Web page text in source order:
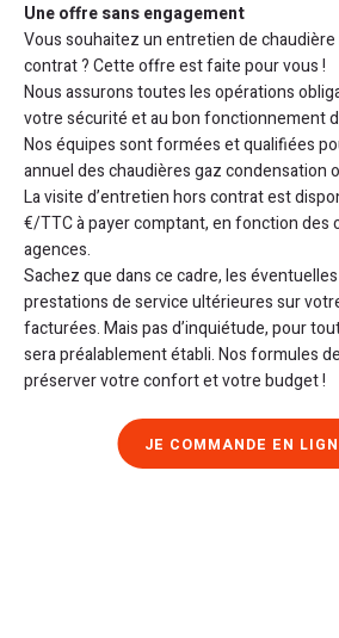
Une offre sans engagement
Vous souhaitez un entretien de
contrat ? Cette offre est faite pour vous !
Nous assurons toutes les opérations
votre sécurité et au bon fonctionnement
Nos équipes sont formées et qualifiées
annuel des chaudières gaz condensation
La visite d’entretien hors contrat est
€/TTC à payer comptant, en fonction des
agences.
Sachez que dans ce cadre, les
prestations de service ultérieures sur
facturées. Mais pas d’inquiétude, pour
sera préalablement établi. Nos formules
préserver votre confort et votre budget !
JE COMMANDE EN